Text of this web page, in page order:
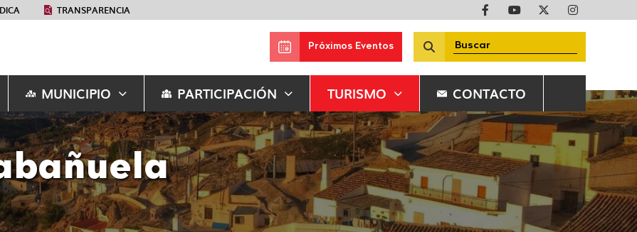
TRANSPARENCIA
Próximos Eventos
MUNICIPIO PARTICIPACIÓN TURISMO CONTACTO